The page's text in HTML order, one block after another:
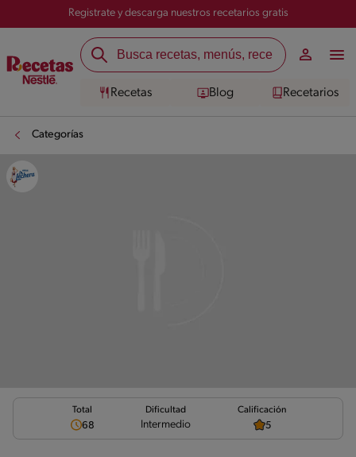
Registrate y descarga nuestros recetarios gratis
Recetas Blog Recetarios
Categorías
Total
68
Dificultad
Intermedio
Calificación
5